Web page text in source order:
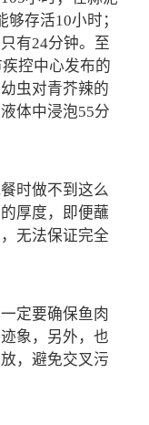
存活10小时；
有24分钟。至
控中心发布的
虫对青芥辣的
体中浸泡55分
时做不到这么
厚度，即便蘸
无法保证完全
定要确保鱼肉
象，另外，也
，避免交叉污